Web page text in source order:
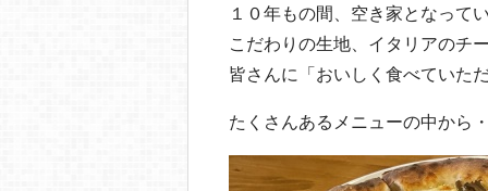
１０年もの間、空き家となって
こだわりの生地、イタリアのチ
皆さんに「おいしく食べていた
たくさんあるメニューの中から